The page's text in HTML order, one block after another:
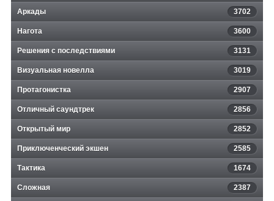
Аркады 3702
Нагота 3600
Решения с последствиями 3131
Визуальная новелла 3019
Протагонистка 2907
Отличный саундтрек 2856
Открытый мир 2852
Приключенческий экшен 2585
Тактика 1674
Сложная 2387